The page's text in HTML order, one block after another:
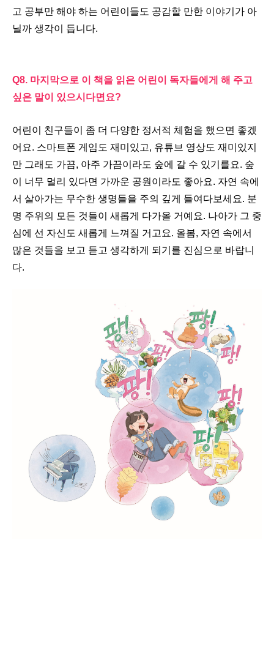
고 공부만 해야 하는 어린이들도 공감할 만한 이야기가 아
닐까 생각이 듭니다.
Q8. 마지막으로 이 책을 읽은 어린이 독자들에게 해 주고
싶은 말이 있으시다면요?
어린이 친구들이 좀 더 다양한 정서적 체험을 했으면 좋겠
어요. 스마트폰 게임도 재미있고, 유튜브 영상도 재미있지
만 그래도 가끔, 아주 가끔이라도 숲에 갈 수 있기를요. 숲
이 너무 멀리 있다면 가까운 공원이라도 좋아요. 자연 속에
서 살아가는 무수한 생명들을 주의 깊게 들여다보세요. 분
명 주위의 모든 것들이 새롭게 다가올 거예요. 나아가 그 중
심에 선 자신도 새롭게 느껴질 거고요. 올봄, 자연 속에서
많은 것들을 보고 듣고 생각하게 되기를 진심으로 바랍니
다.